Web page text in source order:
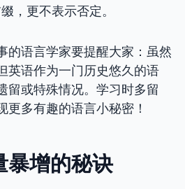
，更不表示否定。
的语言学家要提醒大家：虽然
英语作为一门历史悠久的语
留或特殊情况。学习时多留
更多有趣的语言小秘密！
暴增的秘诀